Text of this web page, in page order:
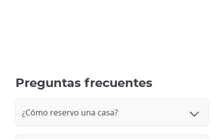
Preguntas frecuentes
¿Cómo reservo una casa?